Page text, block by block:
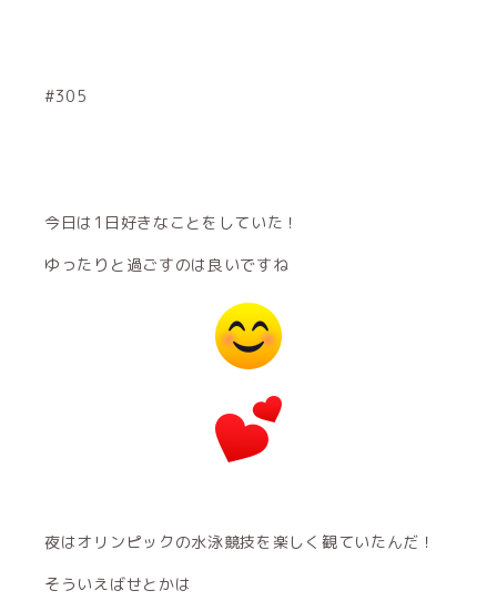
#305
今日は1日好きなことをしていた！
ゆったりと過ごすのは良いですね
夜はオリンピックの水泳競技を楽しく観ていたんだ！
そういえばせとかは